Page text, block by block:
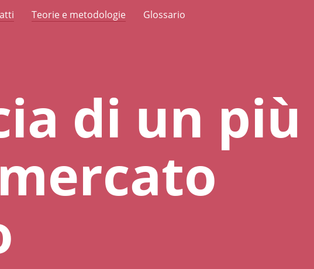
Teorie e metodologie Glossario
di un più